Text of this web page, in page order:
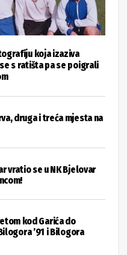
koja izaziva
s ratišta pa se poigrali
druga i treća mjesta na
vratio se u NK Bjelovar
kod Garića do
’91 i Bilogora